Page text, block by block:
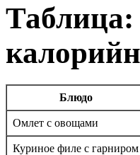
Таблица:
Блюдо
Омлет с овощами
Куриное филе с гарниром